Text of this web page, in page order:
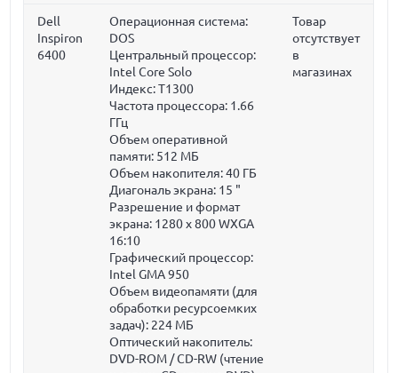
Dell
Inspiron
6400
Операционная система:
DOS
Центральный процессор:
Intel Core Solo
Индекс: T1300
Частота процессора: 1.66
ГГц
Объем оперативной
памяти: 512 МБ
Объем накопителя:40 ГБ
Диагональ экрана: 15 "
Разрешение и формат
экрана: 1280 x 800 WXGA
16:10
Графический процессор:
Intel GMA 950
Объем видеопамяти (для
обработки ресурсоемких
задач): 224 МБ
Оптический накопитель:
DVD-ROM / CD-RW (чтение
Товар
отсутствует
в
магазинах